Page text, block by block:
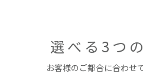
選べる3つ
お客様のご都合に合わせ